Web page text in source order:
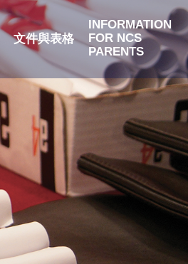
文件與表格
INFORMATION
FOR NCS
PARENTS